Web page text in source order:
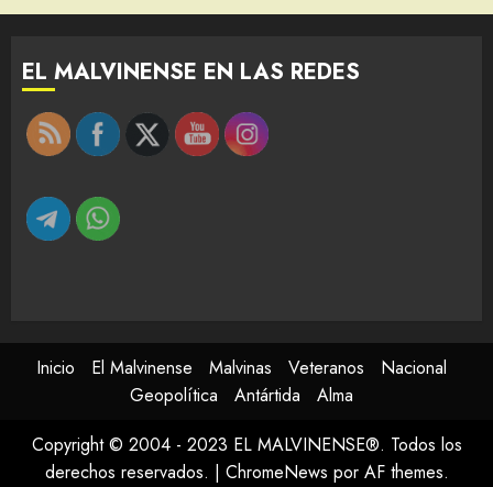
EL MALVINENSE EN LAS REDES
Inicio El Malvinense Malvinas Veteranos
Nacional
Geopolítica
Antártida
Alma
Copyright © 2004 - 2023 EL MALVINENSE®. Todos los
derechos reservados. | ChromeNews por AF themes.